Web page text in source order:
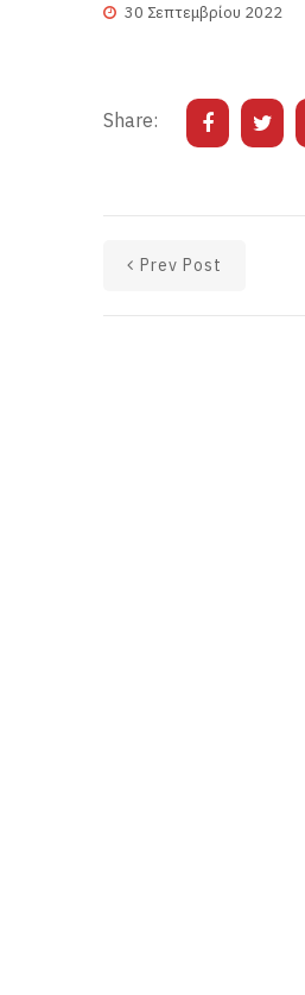
30 Σεπτεμβρίου 2022
Share:
Prev Post